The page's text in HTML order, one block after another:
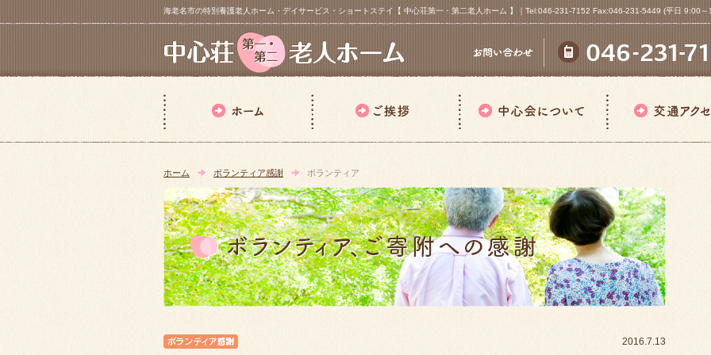
海老名市の特別養護老人ホーム・デイサービス・ショートステイ【 中心荘第一・第二老人ホーム 】｜Tel:046-231-7152 Fax:046-231-5449 (平日 9:00
ホーム ボランティア感謝 ボランティア
2016.7.13